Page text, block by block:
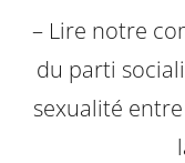
– Lire notre
du parti
sexualité